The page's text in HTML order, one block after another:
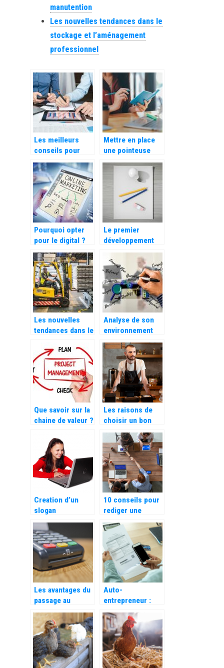
manutention
Les nouvelles tendances dans le
stockage et l’aménagement
professionnel
Les meilleurs
conseils pour
réussir sa
croissance
d’entreprise
Mettre en place
une pointeuse
dans votre
entreprise pour le
automatique des
heures de travail
Pourquoi opter
pour le digital ?
Le premier
développement
est de faire
fonctionner
correctement ce
qui existe déjà
Les nouvelles
tendances dans le
l’aménagement
professionnel
Analyse de son
environnement
concurrentiel,
que signifie
exactement les
cinq forces de
Porter ?
Que savoir sur la
chaine de valeur ?
Les raisons de
choisir un bon
système de point
de vente (POS)
Creation d’un
slogan
publicitaire
accrocheur :
comment faire ?
10 conseils pour
rediger une
publicite efficace
Les avantages du
passage au
numerique pour
les entreprises
Auto-
entrepreneur :
Les avantages
d’utiliser une
application de
facturation